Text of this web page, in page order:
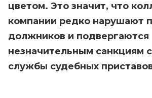
цветом. Это значит, что
компании редко нарушают
должников и подвергаются
незначительным санкциям
службы судебных